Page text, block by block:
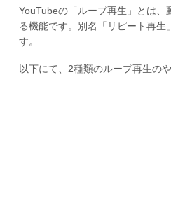
YouTubeの「ループ再生」とは、
る機能です。別名「リピート再生
す。
以下にて、2種類のループ再生の